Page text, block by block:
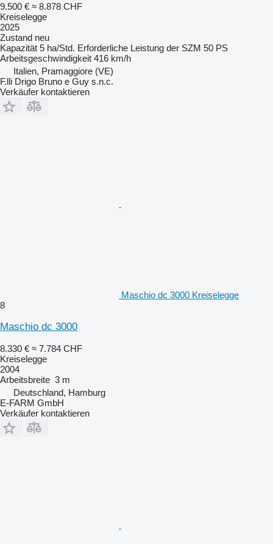
9.500 € ≈ 8.878 CHF
Kreiselegge
2025
Zustand neu
Kapazität 5 ha/Std. Erforderliche Leistung der SZM 50 PS
Arbeitsgeschwindigkeit 416 km/h
Italien, Pramaggiore (VE)
F.lli Drigo Bruno e Guy s.n.c.
Verkäufer kontaktieren
Maschio dc 3000 Kreiselegge
8
Maschio dc 3000
8.330 € ≈ 7.784 CHF
Kreiselegge
2004
Arbeitsbreite 3 m
Deutschland, Hamburg
E-FARM GmbH
Verkäufer kontaktieren